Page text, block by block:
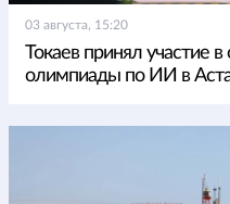
03 августа, 15:20
Токаев принял участие
олимпиады по ИИ в